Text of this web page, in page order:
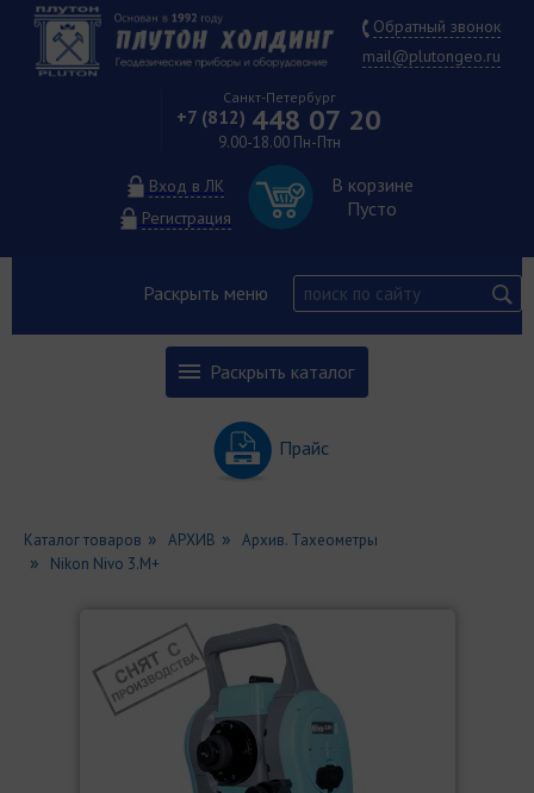
Обратный звонок
mail@plutongeo.ru
Санкт-Петербург
+7 (812) 448 07 20
9.00-18.00 Пн-Птн
Вход в ЛК
Регистрация
В корзине
Пусто
Раскрыть меню
Раскрыть каталог
Прайс
Каталог товаров АРХИВ
Архив. Тахеометры
Nikon Nivo 3.M+